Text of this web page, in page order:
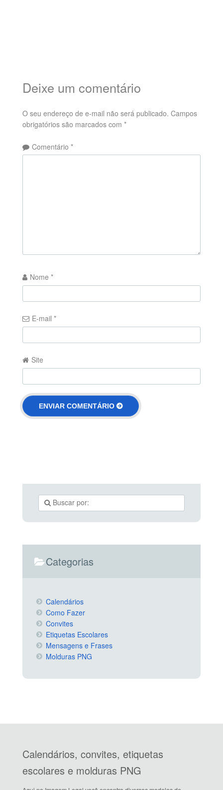
Deixe um comentário
O seu endereço de e-mail não será publicado. Campos
obrigatórios são marcados com *
Comentário *
Nome *
E-mail *
Site
Categorias
Calendários
Como Fazer
Convites
Etiquetas Escolares
Mensagens e Frases
Molduras PNG
Calendários, convites, etiquetas
escolares e molduras PNG